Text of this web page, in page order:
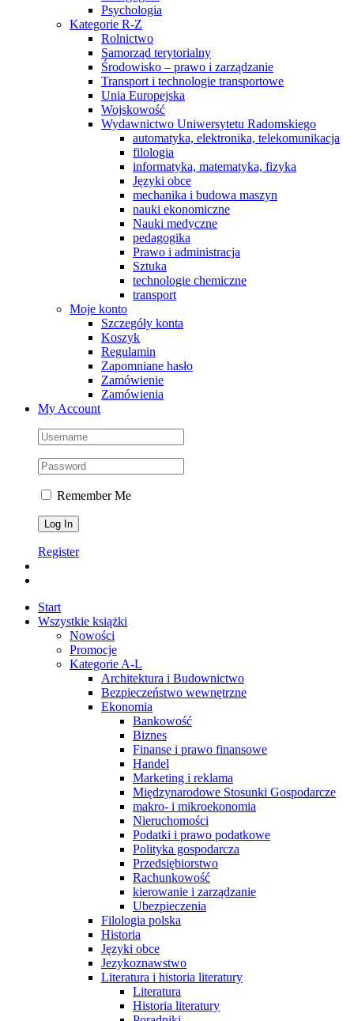
Psychologia
Kategorie R-Z
Rolnictwo
Samorząd terytorialny
Środowisko – prawo i zarządzanie
Transport i technologie transportowe
Unia Europejska
Wojskowość
Wydawnictwo Uniwersytetu Radomskiego
automatyka, elektronika, telekomunikacja
filologia
informatyka, matematyka, fizyka
Języki obce
mechanika i budowa maszyn
nauki ekonomiczne
Nauki medyczne
pedagogika
Prawo i administracja
Sztuka
technologie chemiczne
transport
Moje konto
Szczegóły konta
Koszyk
Regulamin
Zapomniane hasło
Zamówienie
Zamówienia
My Account
Remember Me
Register
Start
Wszystkie książki
Nowości
Promocje
Kategorie A-L
Architektura i Budownictwo
Bezpieczeństwo wewnętrzne
Ekonomia
Bankowość
Biznes
Finanse i prawo finansowe
Handel
Marketing i reklama
Międzynarodowe Stosunki Gospodarcze
makro- i mikroekonomia
Nieruchomości
Podatki i prawo podatkowe
Polityka gospodarcza
Przedsiębiorstwo
Rachunkowość
kierowanie i zarządzanie
Ubezpieczenia
Filologia polska
Historia
Języki obce
Jezykoznawstwo
Literatura i historia literatury
Literatura
Historia literatury